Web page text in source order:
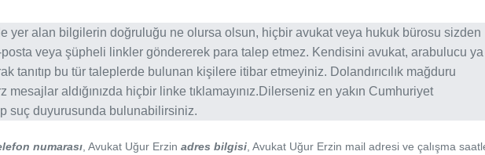
yer alan bilgilerin doğruluğu ne olursa olsun, hiçbir avukat veya hukuk bürosu sizden
veya şüpheli linkler göndererek para talep etmez. Kendisini avukat, arabulucu
tanıtıp bu tür taleplerde bulunan kişilere itibar etmeyiniz. Dolandırıcılık mağduru
mesajlar aldığınızda hiçbir linke tıklamayınız.Dilerseniz en yakın Cumhuriyet
suç duyurusunda bulunabilirsiniz.
numarası , Avukat Uğur Erzin adres bilgisi , Avukat Uğur Erzin mail adresi ve çalışma